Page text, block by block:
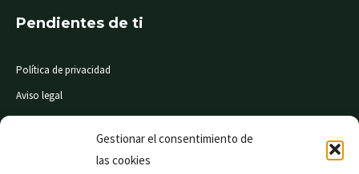
Gestionar el consentimiento de
las cookies
Pendientes de ti
Política de privacidad
Aviso legal